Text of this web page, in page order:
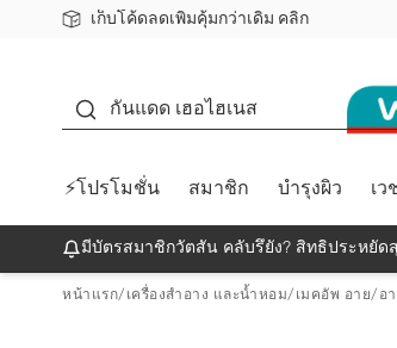
เก็บโค้ดลดเพิ่มคุ้มกว่าเดิม คลิก
ชอปออนไลน์ครั้งแรก ลดเพิ่มจุก ๆ 10%! 🎉
📦ส่งฟรี! เมื่อชอป 499฿
สมาชิกวัตสัน คลับดียังไง?
กันแดด เฮอไฮเนส
⚡โปรโมชั่น สมาชิก บำรุงผิว เว
มีบัตรสมาชิกวัตสัน คลับรึยัง? สิทธิประหยัด
หน้าแรก/ เครื่องสำอาง และน้ำหอม/ เมคอัพ อาย/ อ